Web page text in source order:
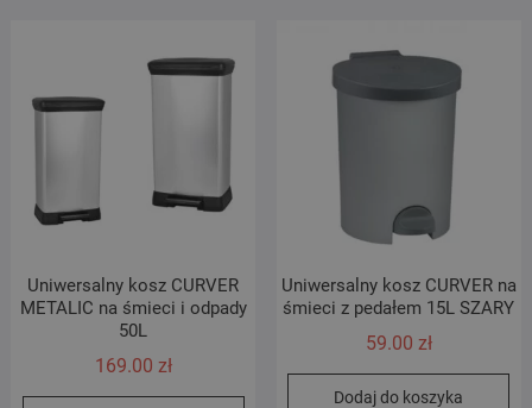
Uniwersalny kosz CURVER
METALIC na śmieci i odpady
50L
169.00 zł
Uniwersalny kosz CURVER na
śmieci z pedałem 15L SZARY
59.00 zł
Dodaj do koszyka